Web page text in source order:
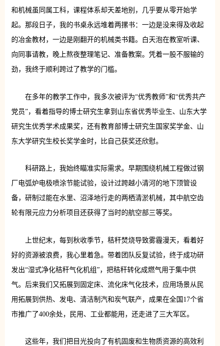
和机械虽同属工科，课程体系却天差地别，几乎要从零开始学
起。那段日子，我的书桌永远堆着两摞书：一边是没来得及收起
的冶金教材，一边是刚翻开的机械类书籍。白天泡在教室听课、
向同事请教，晚上熬夜整理笔记、准备教案。凭着一股不服输的
劲，我终于顺利跨过了教学的门槛。
在多年的教学工作中，我多次被评为“优秀教师”和“优秀共产
党员”，看着指导的博士研究生拿到山东省优秀毕业生、山东大学
研究生优秀学术成果奖，还有教育部博士研究生国家奖学金、山
东大学研究生校长奖学金时，比自己获奖还欣慰。
科研路上，我始终瞄准实际需求。早期围绕机械工程做过钢
厂电弧炉电极喷涂节能试验，设计过跨越小清河的地下顶管设
备，研制过能在水里、沼泽地行走的两栖清淤机械，其中航空齿
轮有限元应力分析项目还获得了当时的航空部三等奖。
上世纪末，每到秋收季节，秸秆焚烧导致雾霾漫天，看着好
好的资源被浪费，我心里着急。带着团队反复试验，终于成功研
发出“湿式净化秸秆气化机组”，把秸秆转化成燃气用于集中供
气。后来我们又拓展到固定床、流化床气化技术，应用场景从民
用拓展到供热、发电、清洁制汽和炭气联产，成果在全国17个省
市推广了400余处，民用、工业都能用，还走进了三大军区。
这些年，我们把目光投向了有机固废和生物质资源的高效利